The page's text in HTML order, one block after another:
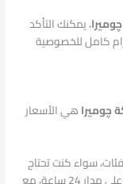
، يمكنك التأكد
كامل للخصوصية
چوميراهي الأسعار
سواء كنت تحتاج